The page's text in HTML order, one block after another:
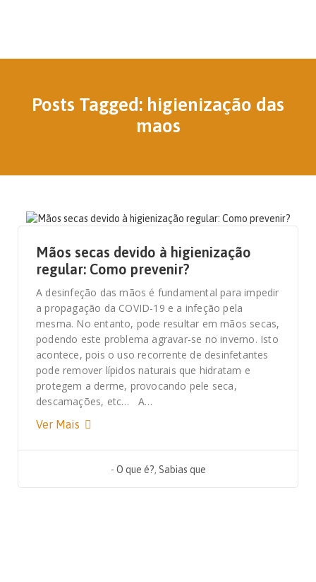
Posts Tagged: higienização das
maos
Mãos secas devido à higienização
regular: Como prevenir?
A desinfeção das mãos é fundamental para impedir
a propagação da COVID-19 e a infeção pela
mesma. No entanto, pode resultar em mãos secas,
podendo este problema agravar-se no inverno. Isto
acontece, pois o uso recorrente de desinfetantes
pode remover lípidos naturais que hidratam e
protegem a derme, provocando pele seca,
descamações, etc… A…
Ver Mais
- O que é?, Sabias que